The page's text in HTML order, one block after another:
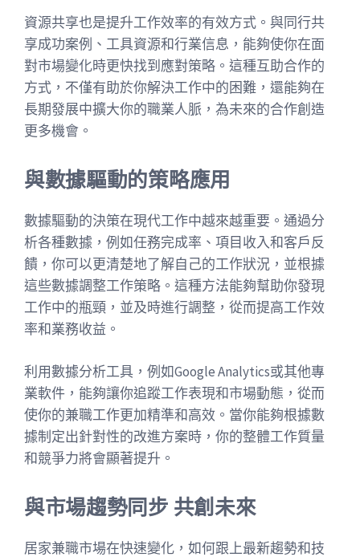
資源共享也是提升工作效率的有效方式。與同行共
享成功案例、工具資源和行業信息，能夠使你在面
對市場變化時更快找到應對策略。這種互助合作的
方式，不僅有助於你解決工作中的困難，還能夠在
長期發展中擴大你的職業人脈，為未來的合作創造
更多機會。
與數據驅動的策略應用
數據驅動的決策在現代工作中越來越重要。通過分
析各種數據，例如任務完成率、項目收入和客戶反
饋，你可以更清楚地了解自己的工作狀況，並根據
這些數據調整工作策略。這種方法能夠幫助你發現
工作中的瓶頸，並及時進行調整，從而提高工作效
率和業務收益。
利用數據分析工具，例如Google Analytics或其他專
業軟件，能夠讓你追蹤工作表現和市場動態，從而
使你的兼職工作更加精準和高效。當你能夠根據數
據制定出針對性的改進方案時，你的整體工作質量
和競爭力將會顯著提升。
與市場趨勢同步 共創未來
居家兼職市場在快速變化，如何跟上最新趨勢和技